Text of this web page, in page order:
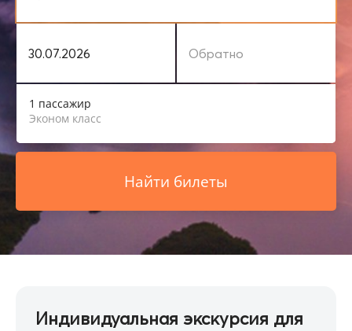
1 пассажир
Эконом класс
Найти билеты
Индивидуальная экскурсия для